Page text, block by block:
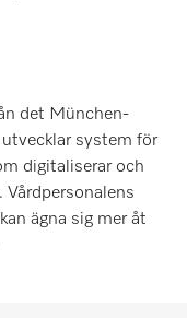
det München-
system för
digitaliserar och
ägna sig mer åt